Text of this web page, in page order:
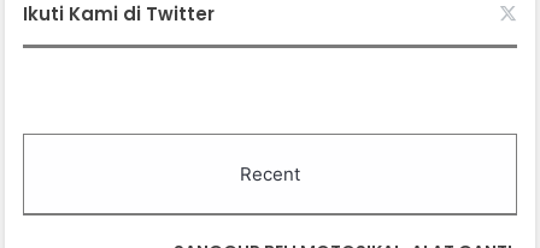
Ikuti Kami di Twitter
Recent